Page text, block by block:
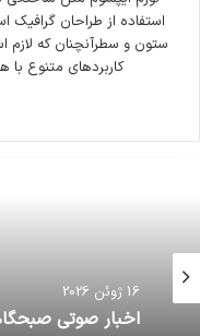
استفاده از طراحان گرافیک
ستون و سطرآنچنان که لازم
کاربردهای متنوع با
16 ژوئن 2026
اخبار صوتی